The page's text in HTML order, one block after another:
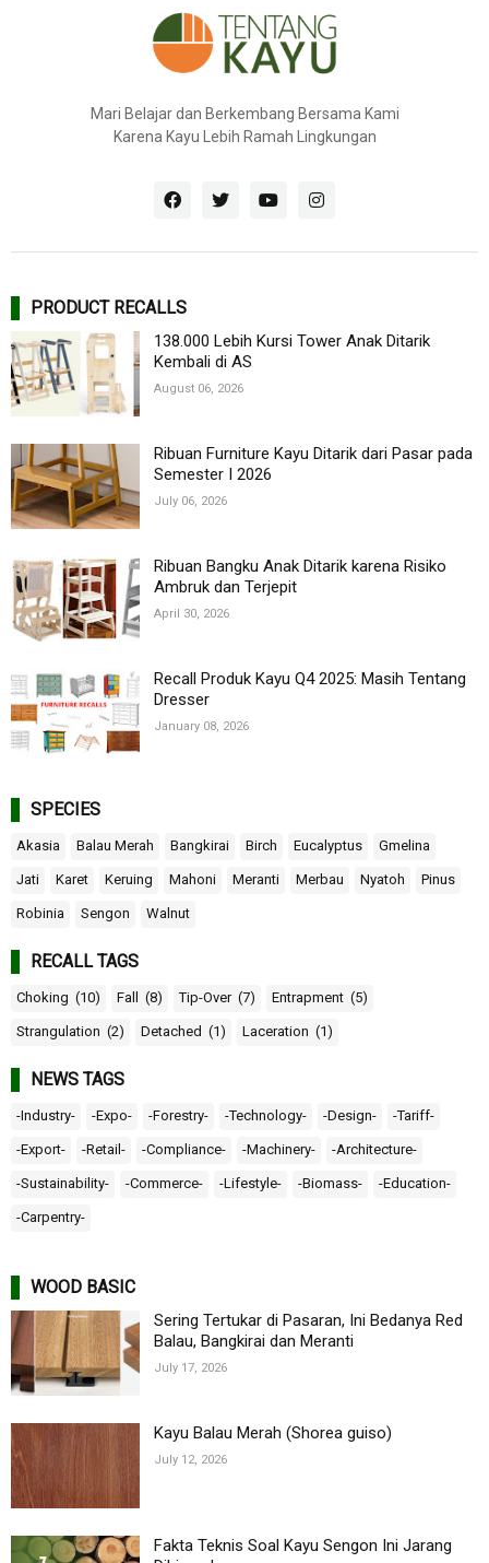
Mari Belajar dan Berkembang Bersama Kami
Karena Kayu Lebih Ramah Lingkungan
PRODUCT RECALLS
138.000 Lebih Kursi Tower Anak Ditarik
Kembali di AS
August 06, 2026
Ribuan Furniture Kayu Ditarik dari Pasar pada
Semester I 2026
July 06, 2026
Ribuan Bangku Anak Ditarik karena Risiko
Ambruk dan Terjepit
April 30, 2026
Recall Produk Kayu Q4 2025: Masih Tentang
Dresser
January 08, 2026
SPECIES
Akasia Balau Merah Bangkirai Birch Eucalyptus Gmelina
Jati Karet Keruing Mahoni Meranti Merbau Nyatoh Pinus
Robinia Sengon Walnut
RECALL TAGS
Choking (10) Fall (8) Tip-Over (7) Entrapment (5)
Strangulation (2) Detached (1) Laceration (1)
NEWS TAGS
-Industry- -Expo- -Forestry- -Technology- -Design- -Tariff-
-Export- -Retail- -Compliance- -Machinery- -Architecture-
-Sustainability- -Commerce- -Lifestyle- -Biomass- -Education-
-Carpentry-
WOOD BASIC
Sering Tertukar di Pasaran, Ini Bedanya Red
Balau, Bangkirai dan Meranti
July 17, 2026
Kayu Balau Merah (Shorea guiso)
July 12, 2026
Fakta Teknis Soal Kayu Sengon Ini Jarang